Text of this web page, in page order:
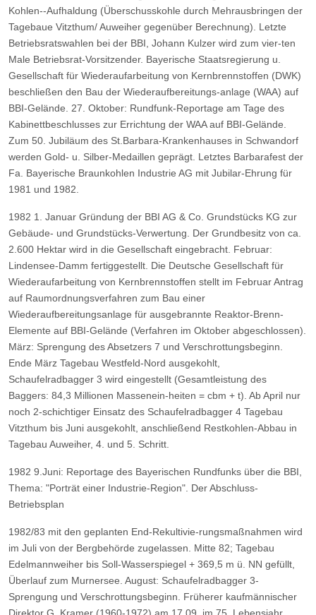
Kohlen--Aufhaldung (Überschusskohle durch Mehrausbringen der
Tagebaue Vitzthum/Auweiher gegenüber Berechnung).
Letzte
Betriebsratswahlen bei der BBI, Johann Kulzer wird zum vier-ten
Male Betriebsrat-Vorsitzender. Bayerische Staatsregierung u.
Gesellschaft für Wiederaufarbeitung von Kernbrennstoffen (DWK)
beschließen den Bau der Wiederaufbereitungs-anlage (WAA) auf
BBI-Gelände.
27. Oktober: Rundfunk-Reportage am Tage des
Kabinettbeschlusses zur Errichtung der WAA auf BBI-Gelände.
Zum 50. Jubiläum des St.Barbara-Krankenhauses in Schwandorf
werden Gold- u. Silber-Medaillen geprägt. Letztes Barbarafest der
Fa. Bayerische Braunkohlen Industrie AG mit Jubilar-Ehrung für
1981 und 1982.
1982 1. Januar Gründung der BBI AG & Co. Grundstücks KG zur
Gebäude- und Grundstücks-Verwertung. Der Grundbesitz von ca.
2.600 Hektar wird in die Gesellschaft eingebracht. Februar:
Lindensee-Damm fertiggestellt. Die Deutsche Gesellschaft für
Wiederaufarbeitung von Kernbrennstoffen stellt im Februar Antrag
auf Raumordnungsverfahren zum Bau einer
Wiederaufbereitungsanlage für ausgebrannte Reaktor-Brenn-
Elemente auf BBI-Gelände (Verfahren im Oktober abgeschlossen).
März: Sprengung des Absetzers 7 und Verschrottungsbeginn.
Ende März Tagebau Westfeld-Nord ausgekohlt,
Schaufelradbagger 3 wird eingestellt (Gesamtleistung des
Baggers: 84,3 Millionen Massenein-heiten = cbm + t). Ab April nur
noch 2-schichtiger Einsatz des Schaufelradbagger 4 Tagebau
Vitzthum bis Juni ausgekohlt, anschließend Restkohlen-Abbau in
Tagebau Auweiher, 4. und 5. Schritt.
1982 9.Juni: Reportage des Bayerischen Rundfunks über die BBI,
Thema: "Porträt einer Industrie-Region". Der Abschluss-
Betriebsplan
1982/83 mit den geplanten End-Rekultivie-rungsmaßnahmen wird
im Juli von der Bergbehörde zugelassen.
Mitte 82; Tagebau
Edelmannweiher bis Soll-Wasserspiegel + 369,5 m ü. NN gefüllt,
Überlauf zum Murnersee. August: Schaufelradbagger 3-
Sprengung und Verschrottungsbeginn.
Früherer kaufmännischer
Direktor G. Kramer (1960-1972) am 17.09. im 75. Lebensjahr